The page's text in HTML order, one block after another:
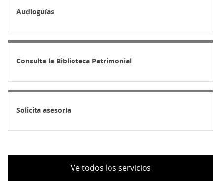
Audioguías
Consulta la Biblioteca Patrimonial
Solicita asesoría
Ve todos los servicios